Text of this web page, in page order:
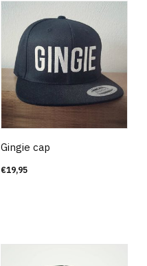
Gingie cap
€19,95